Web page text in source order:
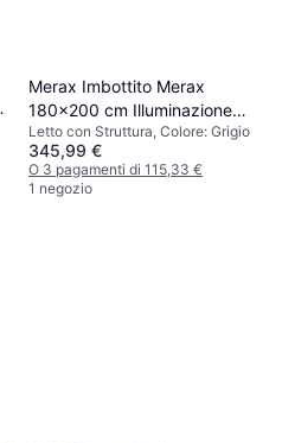
Merax Imbottito Merax
180x200 cm Illuminazione
LED Letto con Struttura
Letto con Struttura, Colore: Grigio
345,99 €
O 3 pagamenti di 115,33 €
1 negozio